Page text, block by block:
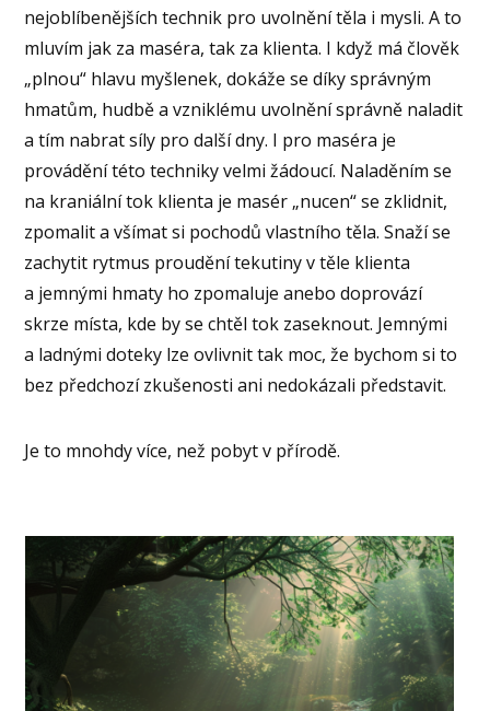
nejoblíbenějších technik pro uvolnění těla i mysli. A to
mluvím jak za maséra, tak za klienta. I když má člověk
„plnou“ hlavu myšlenek, dokáže se díky správným
hmatům, hudbě a vzniklému uvolnění správně naladit
a tím nabrat síly pro další dny. I pro maséra je
provádění této techniky velmi žádoucí. Naladěním se
na kraniální tok klienta je masér „nucen“ se zklidnit,
zpomalit a všímat si pochodů vlastního těla. Snaží se
zachytit rytmus proudění tekutiny v těle klienta
a jemnými hmaty ho zpomaluje anebo doprovází
skrze místa, kde by se chtěl tok zaseknout. Jemnými
a ladnými doteky lze ovlivnit tak moc, že bychom si to
bez předchozí zkušenosti ani nedokázali představit.
Je to mnohdy více, než pobyt v přírodě.